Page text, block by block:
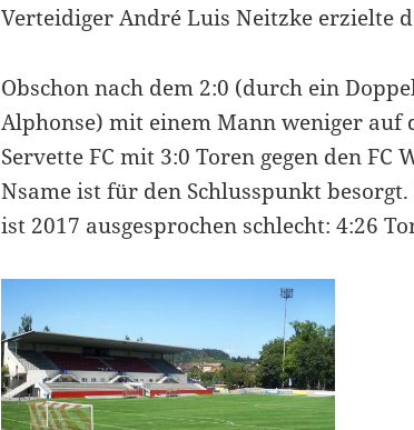
Verteidiger André Luis Neitzke erzielte
Obschon nach dem 2:0 (durch ein
Alphonse) mit einem Mann weniger auf
Servette FC mit 3:0 Toren gegen den FC
Nsame ist für den Schlusspunkt
ist 2017 ausgesprochen schlecht: 4:26